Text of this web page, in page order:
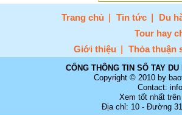
Trang chủ Tin tức
Du
Tour hay
Giới thiệu
Thỏa thuận
CỔNG THÔNG TIN SỔ TAY
Copyright © 2010 by
Contact:
Xem tốt nhất
Địa chỉ: 10 - Đường